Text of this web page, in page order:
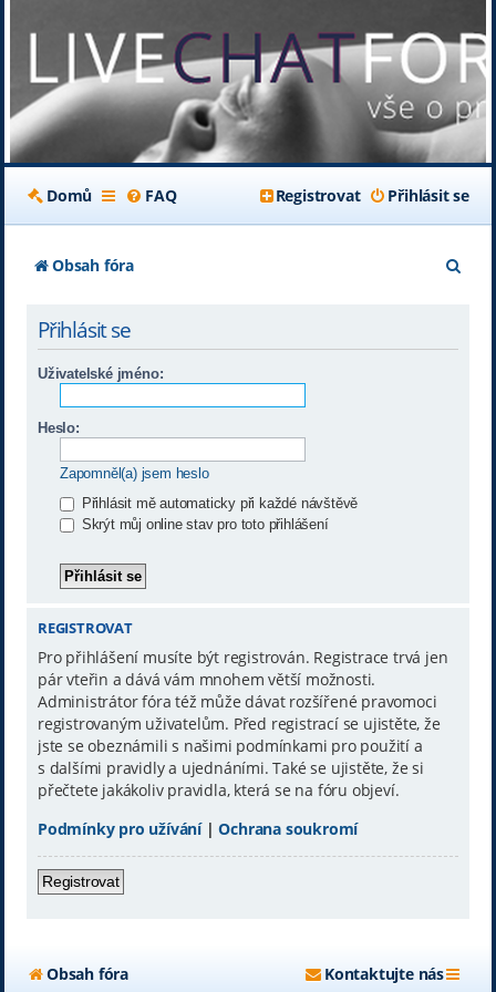
Domů FAQ Přihlásit se
Registrovat
Obsah fóra
Přihlásit se
Uživatelské jméno:
Heslo:
Zapomněl(a) jsem heslo
Přihlásit mě automaticky při každé návštěvě
Skrýt můj online stav pro toto přihlášení
REGISTROVAT
Pro přihlášení musíte být registrován. Registrace trvá jen
pár vteřin a dává vám mnohem větší možnosti.
Administrátor fóra též může dávat rozšířené pravomoci
registrovaným uživatelům. Před registrací se ujistěte, že
jste se obeznámili s našimi podmínkami pro použití a
s dalšími pravidly a ujednáními. Také se ujistěte, že si
přečtete jakákoliv pravidla, která se na fóru objeví.
Podmínky pro užívání|Ochrana soukromí
Registrovat
Obsah fóra Kontaktujte nás